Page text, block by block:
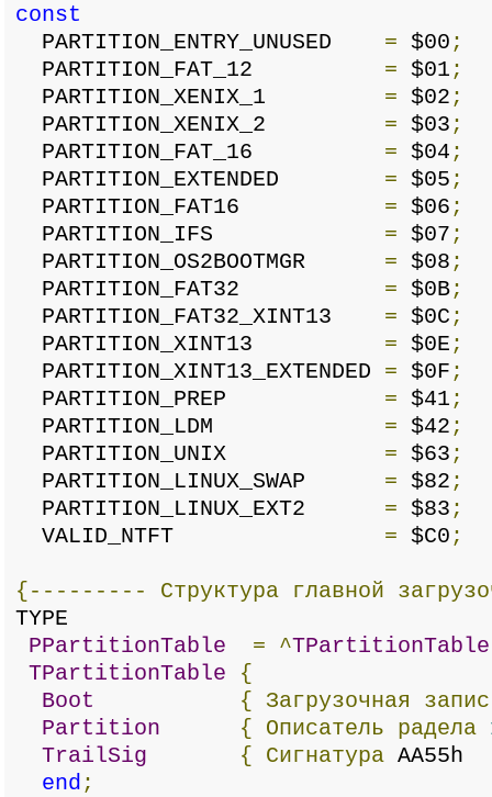
const
PARTITION_ENTRY_UNUSED = $00 ;
PARTITION_FAT_12 = $01 ;
PARTITION_XENIX_1 = $02 ;
PARTITION_XENIX_2 = $03 ;
PARTITION_FAT_16 = $04 ;
PARTITION_EXTENDED = $05 ;
PARTITION_FAT16 = $06 ;
PARTITION_IFS = $07 ;
PARTITION_OS2BOOTMGR = $08 ;
PARTITION_FAT32 = $0B;
PARTITION_FAT32_XINT13 = $0C ;
PARTITION_XINT13 = $0E ;
PARTITION_XINT13_EXTENDED = $0F ;
PARTITION_PREP = $41 ;
PARTITION_LDM = $42 ;
PARTITION_UNIX = $63 ;
PARTITION_LINUX_SWAP = $82 ;
PARTITION_LINUX_EXT2 = $83 ;
VALID_NTFT = $C0 ;
{--------- Структура главной
TYPE
PPartitionTable
= ^TPartitionTable
TPartitionTable
{
Boot
{ Загрузочная
Partition
{ Описатель радела
TrailSig
{ Сигнатура
end ;